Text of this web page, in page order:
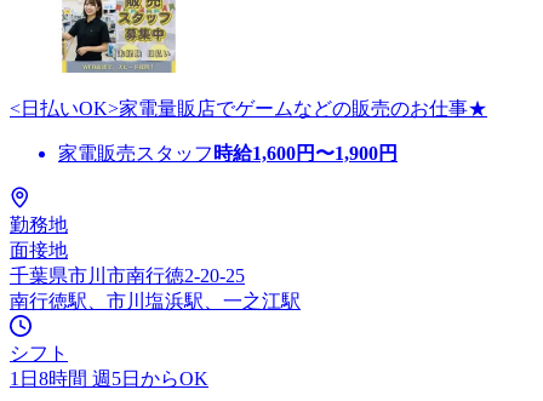
<日払いOK>家電量販店でゲームなどの販売のお仕事★
家電販売スタッフ 時給1,600円〜1,900円
勤務地
面接地
千葉県市川市南行徳2-20-25
南行徳駅、市川塩浜駅、一之江駅
シフト
1日8時間 週5日からOK